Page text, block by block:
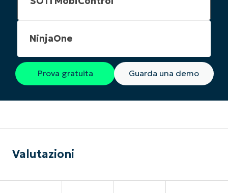
NinjaOne
Prova gratuita Guarda una demo
Valutazioni